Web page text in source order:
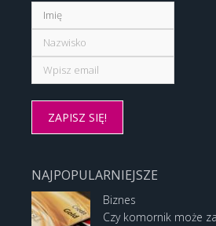
NAJPOPULARNIEJSZE
Biznes
Czy komornik może